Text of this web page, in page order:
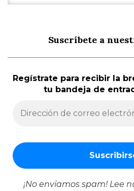
Suscríbete a
Regístrate para recibir la
tu bandeja de
¡No enviamos spam! Lee